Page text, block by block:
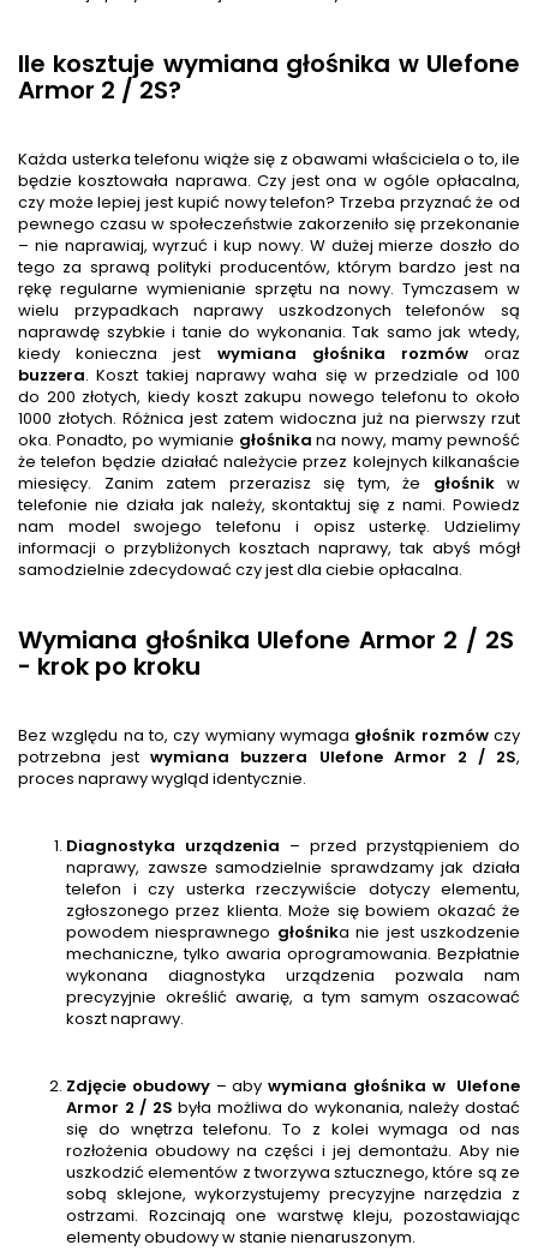
Ile kosztuje wymiana głośnika w Ulefone
Armor 2 / 2S?
Każda usterka telefonu wiąże się z obawami właściciela o to, ile
będzie kosztowała naprawa. Czy jest ona w ogóle opłacalna,
czy może lepiej jest kupić nowy telefon? Trzeba przyznać że od
pewnego czasu w społeczeństwie zakorzeniło się przekonanie
– nie naprawiaj, wyrzuć i kup nowy. W dużej mierze doszło do
tego za sprawą polityki producentów, którym bardzo jest na
rękę regularne wymienianie sprzętu na nowy. Tymczasem w
wielu przypadkach naprawy uszkodzonych telefonów są
naprawdę szybkie i tanie do wykonania. Tak samo jak wtedy,
kiedy konieczna jest wymiana głośnika rozmóworaz
buzzera. Koszt takiej naprawy waha się w przedziale od 100
do 200 złotych, kiedy koszt zakupu nowego telefonu to około
1000 złotych. Różnica jest zatem widoczna już na pierwszy rzut
oka. Ponadto, po wymianie głośnika na nowy, mamy pewność
że telefon będzie działać należycie przez kolejnych kilkanaście
miesięcy. Zanim zatem przerazisz się tym, że głośnikw
telefonie nie działa jak należy, skontaktuj się z nami. Powiedz
nam model swojego telefonu i opisz usterkę. Udzielimy
informacji o przybliżonych kosztach naprawy, tak abyś mógł
samodzielnie zdecydować czy jest dla ciebie opłacalna.
Wymiana głośnika Ulefone Armor 2 / 2S
- krok po kroku
Bez względu na to, czy wymiany wymaga głośnik rozmówczy
potrzebna jestwymiana buzzera Ulefone Armor 2 / 2S,
proces naprawy wygląd identycznie.
Diagnostyka urządzenia – przed przystąpieniem do
naprawy, zawsze samodzielnie sprawdzamy jak działa
telefon i czy usterka rzeczywiście dotyczy elementu,
zgłoszonego przez klienta. Może się bowiem okazać że
powodem niesprawnego głośnika nie jest uszkodzenie
mechaniczne, tylko awaria oprogramowania. Bezpłatnie
wykonana diagnostyka urządzenia pozwala nam
precyzyjnie określić awarię, a tym samym oszacować
koszt naprawy.
Zdjęcie obudowy– aby wymiana głośnika w Ulefone
Armor 2 / 2S była możliwa do wykonania, należy dostać
się do wnętrza telefonu. To z kolei wymaga od nas
rozłożenia obudowy na części i jej demontażu. Aby nie
uszkodzić elementów z tworzywa sztucznego, które są ze
sobą sklejone, wykorzystujemy precyzyjne narzędzia z
ostrzami. Rozcinają one warstwę kleju, pozostawiając
elementy obudowy w stanie nienaruszonym.